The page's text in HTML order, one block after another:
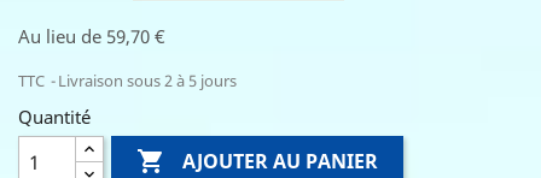
Au lieu de 59,70 €
TTC Livraison sous 2 à 5 jours
Quantité
 AJOUTER AU PANIER